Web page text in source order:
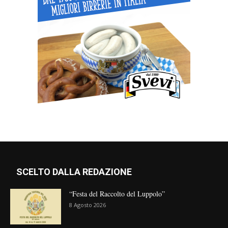
SCELTO DALLA REDAZIONE
“Festa del Raccolto del Luppolo”
8 Agosto 2026